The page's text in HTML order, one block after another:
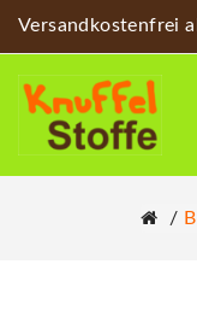
Versandkostenfrei